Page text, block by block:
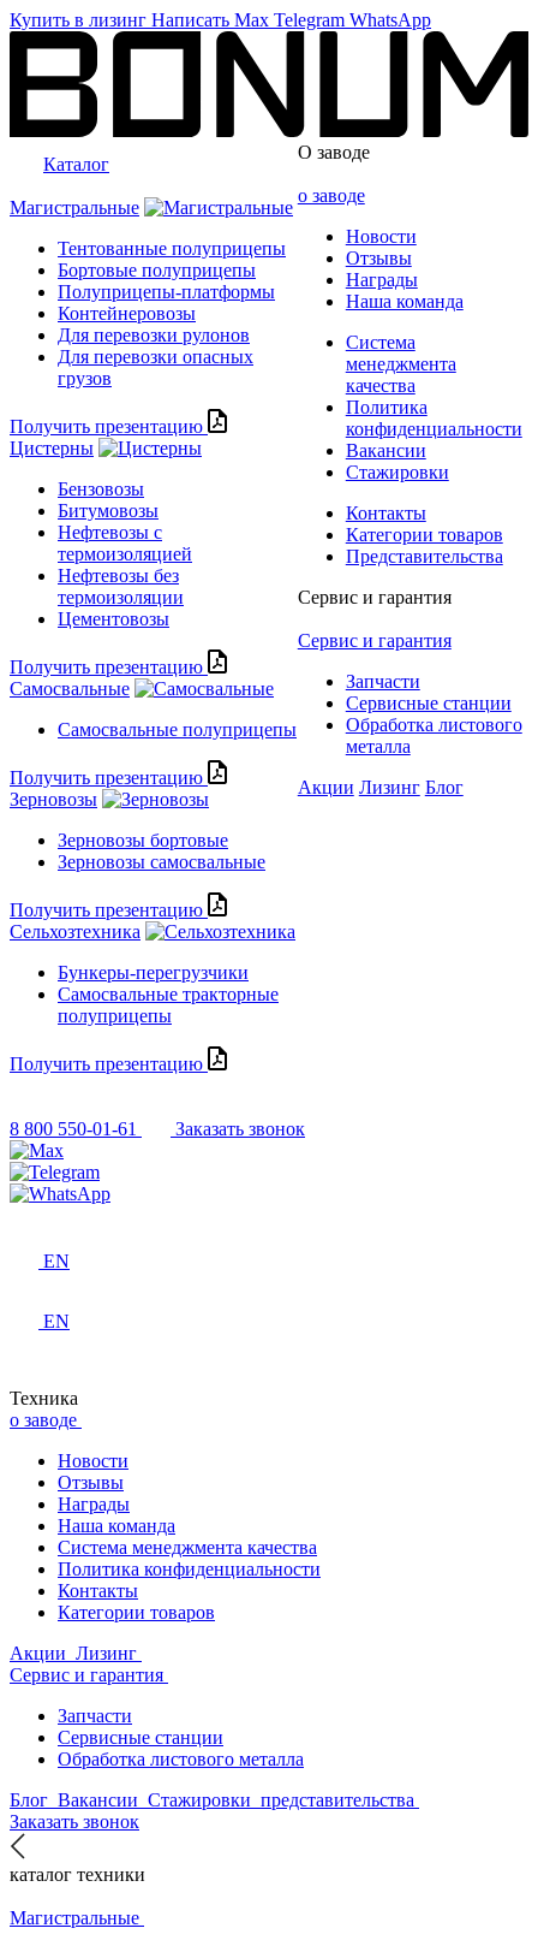
Купить в лизинг Написать Max Telegram WhatsApp
Каталог
Магистральные
Тентованные полуприцепы
Бортовые полуприцепы
Полуприцепы-платформы
Контейнеровозы
Для перевозки рулонов
Для перевозки опасных
грузов
Получить презентацию
Цистерны
Бензовозы
Битумовозы
Нефтевозы с
термоизоляцией
Нефтевозы без
термоизоляции
Цементовозы
Получить презентацию
Самосвальные
Самосвальные полуприцепы
Получить презентацию
Зерновозы
Зерновозы бортовые
Зерновозы самосвальные
Получить презентацию
Сельхозтехника
Бункеры-перегрузчики
Самосвальные тракторные
полуприцепы
Получить презентацию
О заводе
о заводе
Новости
Отзывы
Награды
Наша команда
Система
менеджмента
качества
Политика
конфиденциальности
Вакансии
Стажировки
Контакты
Категории товаров
Представительства
Сервис и гарантия
Сервис и гарантия
Запчасти
Сервисные станции
Обработка листового
металла
Акции Лизинг Блог
8 800 550-01-61 Заказать звонок
EN
EN
Техника
о заводе
Новости
Отзывы
Награды
Наша команда
Система менеджмента качества
Политика конфиденциальности
Контакты
Категории товаров
Акции Лизинг
Сервис и гарантия
Запчасти
Сервисные станции
Обработка листового металла
Блог Вакансии Стажировки представительства
Заказать звонок
каталог техники
Магистральные